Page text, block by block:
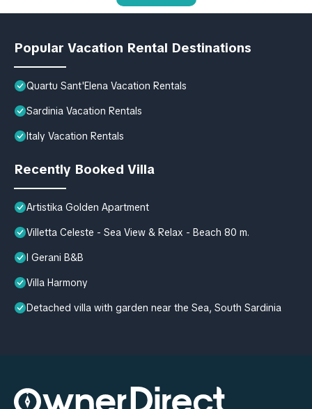
Popular Vacation Rental Destinations
Quartu Sant'Elena Vacation Rentals
Sardinia Vacation Rentals
Italy Vacation Rentals
Recently Booked Villa
Artistika Golden Apartment
Villetta Celeste - Sea View & Relax - Beach 80 m.
I Gerani B&B
Villa Harmony
Detached villa with garden near the Sea, South Sardinia